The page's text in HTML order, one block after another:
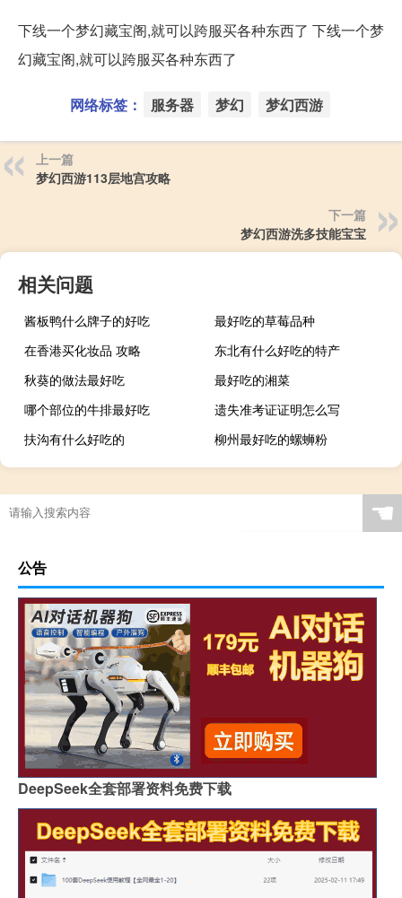
下线一个梦幻藏宝阁,就可以跨服买各种东西了 下线一个梦
幻藏宝阁,就可以跨服买各种东西了
网络标签： 服务器 梦幻 梦幻西游
上一篇
梦幻西游113层地宫攻略
下一篇
梦幻西游洗多技能宝宝
相关问题
酱板鸭什么牌子的好吃
最好吃的草莓品种
在香港买化妆品 攻略
东北有什么好吃的特产
秋葵的做法最好吃
最好吃的湘菜
哪个部位的牛排最好吃
遗失准考证证明怎么写
扶沟有什么好吃的
柳州最好吃的螺蛳粉
☚
公告
DeepSeek全套部署资料免费下载